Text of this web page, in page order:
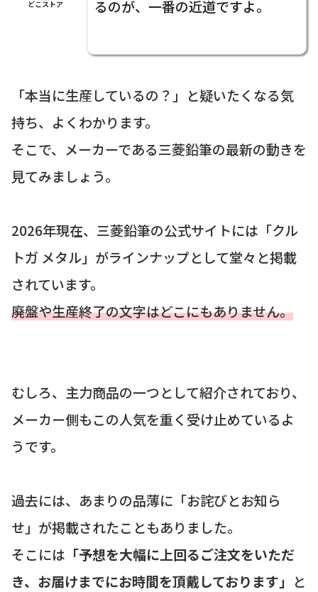
どこストア
るのが、一番の近道ですよ。
「本当に生産しているの？」と疑いたくなる気
持ち、よくわかります。
そこで、メーカーである三菱鉛筆の最新の動きを
見てみましょう。
2026年現在、三菱鉛筆の公式サイトには「クル
トガ メタル」がラインナップとして堂々と掲載
されています。
廃盤や生産終了の文字はどこにもありません。
むしろ、主力商品の一つとして紹介されており、
メーカー側もこの人気を重く受け止めているよ
うです。
過去には、あまりの品薄に「お詫びとお知ら
せ」が掲載されたこともありました。
そこには 「予想を大幅に上回るご注文をいただ
き、お届けまでにお時間を頂戴しております」 と